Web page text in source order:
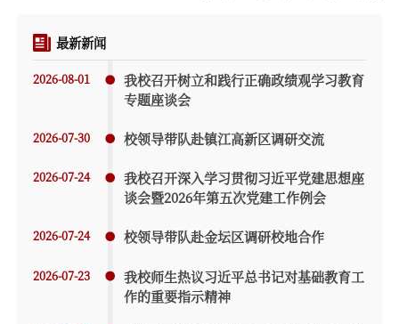
最新新闻
2026-08-01
我校召开树立和践行正确政绩观学习教育
专题座谈会
2026-07-30 校领导带队赴镇江高新区调研交流
2026-07-24
我校召开深入学习贯彻习近平党建思想座
谈会暨2026年第五次党建工作例会
2026-07-24 校领导带队赴金坛区调研校地合作
2026-07-23
我校师生热议习近平总书记对基础教育工
作的重要指示精神